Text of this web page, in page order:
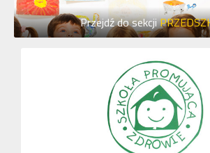
Przejdź do sekcji